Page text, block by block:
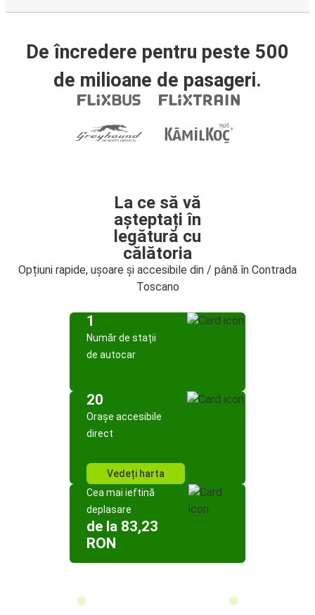
De încredere pentru peste 500
de milioane de pasageri.
La ce să vă
așteptați în
legătură cu
călătoria
Opțiuni rapide, ușoare și accesibile din / până în Contrada
Toscano
1
Număr de stații
de autocar
20
Orașe accesibile
direct
Vedeți harta
Cea mai ieftină
deplasare
de la 83,23
RON